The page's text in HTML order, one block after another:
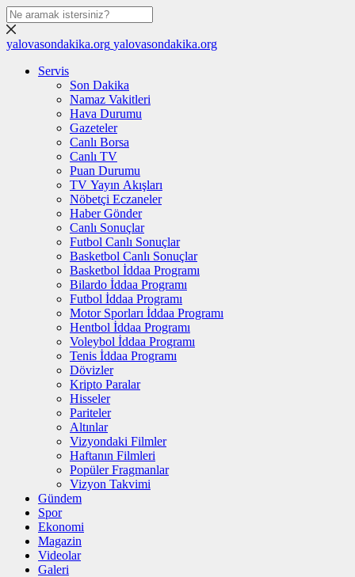
yalovasondakika.org yalovasondakika.org
Servis
Son Dakika
Namaz Vakitleri
Hava Durumu
Gazeteler
Canlı Borsa
Canlı TV
Puan Durumu
TV Yayın Akışları
Nöbetçi Eczaneler
Haber Gönder
Canlı Sonuçlar
Futbol Canlı Sonuçlar
Basketbol Canlı Sonuçlar
Basketbol İddaa Programı
Bilardo İddaa Programı
Futbol İddaa Programı
Motor Sporları İddaa Programı
Hentbol İddaa Programı
Voleybol İddaa Programı
Tenis İddaa Programı
Dövizler
Kripto Paralar
Hisseler
Pariteler
Altınlar
Vizyondaki Filmler
Haftanın Filmleri
Popüler Fragmanlar
Vizyon Takvimi
Gündem
Spor
Ekonomi
Magazin
Videolar
Galeri